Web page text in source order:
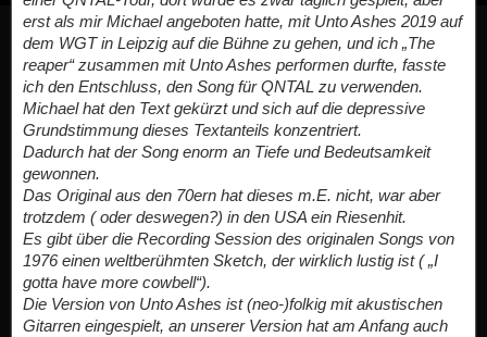
erst als mir Michael angeboten hatte, mit Unto Ashes 2019 auf
dem WGT in Leipzig auf die Bühne zu gehen, und ich „The
reaper“ zusammen mit Unto Ashes performen durfte, fasste
ich den Entschluss, den Song für QNTAL zu verwenden.
Michael hat den Text gekürzt und sich auf die depressive
Grundstimmung dieses Textanteils konzentriert.
Dadurch hat der Song enorm an Tiefe und Bedeutsamkeit
gewonnen.
Das Original aus den 70ern hat dieses m.E. nicht, war aber
trotzdem ( oder deswegen?) in den USA ein Riesenhit.
Es gibt über die Recording Session des originalen Songs von
1976 einen weltberühmten Sketch, der wirklich lustig ist ( „I
gotta have more cowbell“).
Die Version von Unto Ashes ist (neo-)folkig mit akustischen
Gitarren eingespielt, an unserer Version hat am Anfang auch